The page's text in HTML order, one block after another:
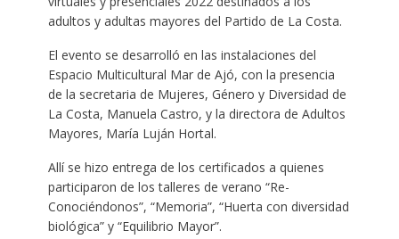
adultos y adultas mayores del Partido de La Costa.
El evento se desarrolló en las instalaciones del
Espacio Multicultural Mar de Ajó, con la presencia
de la secretaria de Mujeres, Género y Diversidad de
La Costa, Manuela Castro, y la directora de Adultos
Mayores, María Luján Hortal.
Allí se hizo entrega de los certificados a quienes
participaron de los talleres de verano “Re-
Conociéndonos”, “Memoria”, “Huerta con diversidad
biológica” y “Equilibrio Mayor”.